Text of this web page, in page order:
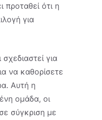
ότι η
για
για
να καθορίσετε
Αυτή η
ομάδα, οι
σύγκριση με